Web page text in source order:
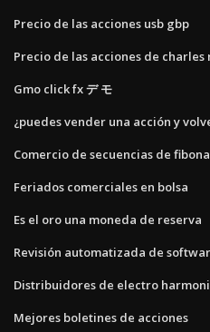
Precio de las acciones usb gbp
Precio de las acciones de charles
Gmo click fx デ モ
¿puedes vender una acción y
Comercio de secuencias de
Feriados comerciales en bolsa
Es el oro una moneda de reserva
Revisión automatizada de
Distribuidores de electro
Mejores boletines de acciones